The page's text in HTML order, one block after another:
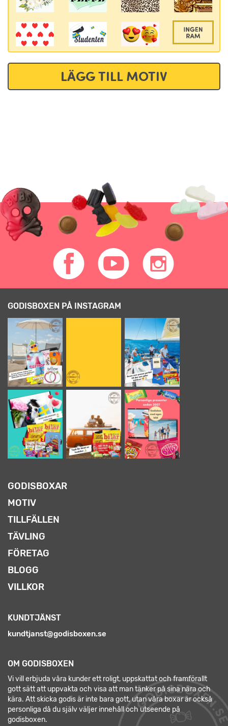
LÄGG TILL MOTIV
GODISBOXEN PÅ INSTAGRAM
GODISBOXAR
MOTIV
TILLFÄLLEN
TÄVLING
FÖRETAG
BLOGG
VILLKOR
KUNDTJÄNST
kundtjanst@godisboxen.se
OM GODISBOXEN
Vi vill erbjuda våra kunder ett roligt, uppskattat och framförallt
gott sätt att uppvakta och visa att man tänker på sina nära och
kära. Att skicka godis är inte bara gott, utan våra boxar är också
personliga då du själv väljer innehåll och utseende på
godisboxen.